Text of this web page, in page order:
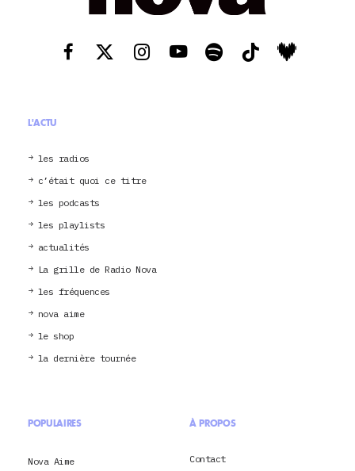
L'ACTU
les radios
c’était quoi ce titre
les podcasts
les playlists
actualités
La grille de Radio Nova
les fréquences
nova aime
le shop
la dernière tournée
POPULAIRES
Nova Aime
À PROPOS
Contact